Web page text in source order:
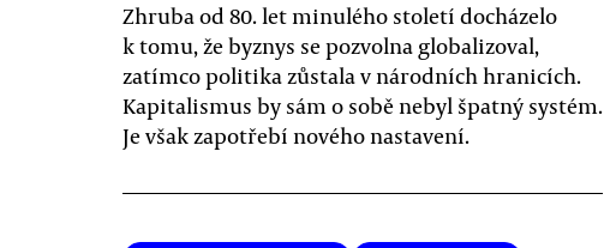
Zhruba od 80. let minulého století docházelo
k tomu, že byznys se pozvolna globalizoval,
zatímco politika zůstala v národních hranicích.
Kapitalismus by sám o sobě nebyl špatný systém.
Je však zapotřebí nového nastavení.